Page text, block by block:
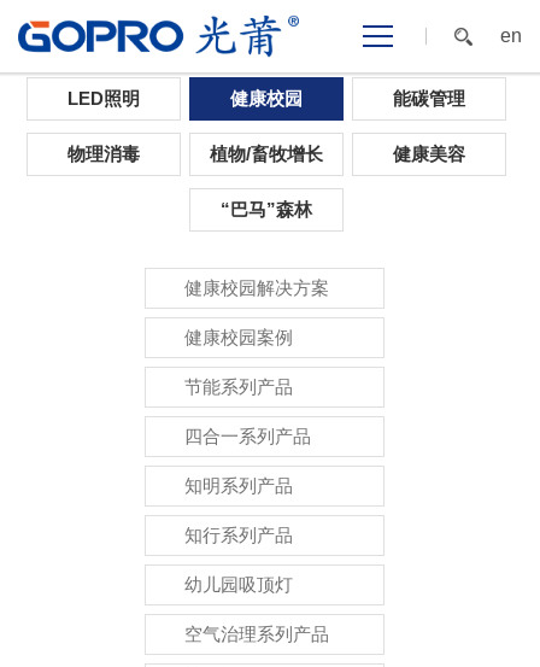
en
首页 >光应用 >健康校园
LED照明 健康校园 能碳管理
物理消毒 植物/畜牧增长 健康美容
“巴马”森林
健康校园解决方案
健康校园案例
节能系列产品
四合一系列产品
知明系列产品
知行系列产品
幼儿园吸顶灯
空气治理系列产品